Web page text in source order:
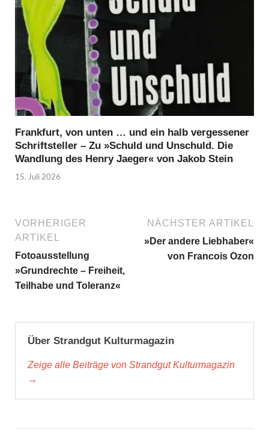
Frankfurt, von unten … und ein halb vergessener
Schriftsteller – Zu »Schuld und Unschuld. Die
Wandlung des Henry Jaeger« von Jakob Stein
15. Juli 2026
VORHERIGER
ARTIKEL
Fotoausstellung
»Grundrechte – Freiheit,
Teilhabe und Toleranz«
NÄCHSTER ARTIKEL
»Der andere Liebhaber«
von Francois Ozon
Über Strandgut Kulturmagazin
Zeige alle Beiträge von Strandgut Kulturmagazin
→